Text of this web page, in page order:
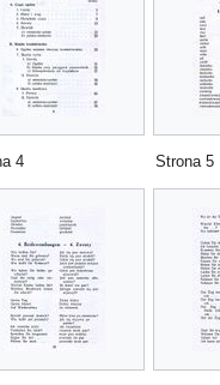
4 Strona 5